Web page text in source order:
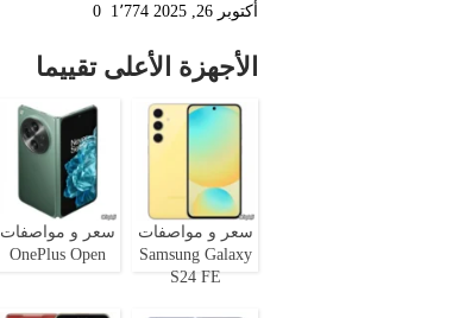
أكتوبر 26, 2025 1٬774
الأجهزة الأعلى تقييما
سعر و مواصفات
Samsung Galaxy
S24 FE
سعر و مواصفات
OnePlus Open